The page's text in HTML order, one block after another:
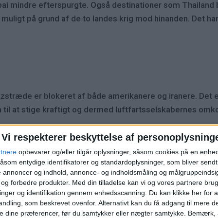
Vi respekterer beskyttelse af
opbevarer og/eller tilgår oplysninger, såsom cookies på en
entydige identifikatorer og standardoplysninger, som bliver
annoncer og indhold, annonce- og indholdsmåling og
forbedre produkter. Med din tilladelse kan vi og vores partnere
og identifikation gennem enhedsscanning. Du kan klikke her for
som beskrevet ovenfor. Alternativt kan du få adgang til mere
dine præferencer, før du samtykker eller nægter samtykke. Bemærk,
mindre efterspurgte. Også destinationer som
på grund af de to landes krig mod hinanden. Det
er blokeret af både amerikanere og iranere. Det
at stige kraftigt og dermed luftfartsselskabernes
til Asien.
i forhold til sidste år, men de mellemøstlige
for de samme penge, hvis man vælger et selskab
til, at mange vælger lange ferierejser fra. Det er